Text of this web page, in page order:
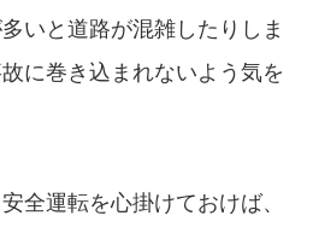
いと道路が混雑したりしま
に巻き込まれないよう気を
全運転を心掛けておけば、